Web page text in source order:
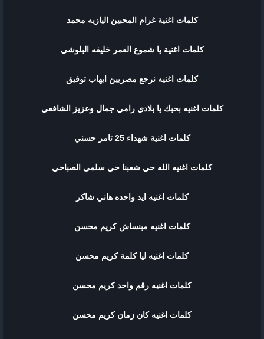
كلمات اغنية غرام المحبين اليازيه محمد
كلمات اغنية يا شموع العمر خليفه البلوشي
كلمات اغنيه نرجع مصريين ايهاب توفيق
كلمات اغنيه بحبك يا بلادي رامي جمال وعزيز الشافعي
كلمات اغنية شهداء 25 تامر حسني
كلمات اغنيه الله حي شعبنا حي سلمى الصباحي
كلمات اغنيه ايد واحده هاني شاكر
كلمات اغنيه مبنساش كريم محسن
كلمات اغنيه ليا كلمة كريم محسن
كلمات اغنيه رقم واحد كريم محسن
كلمات اغنيه كان زمان كريم محسن